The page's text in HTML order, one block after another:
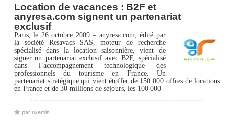
Location de vacances : B2F et
anyresa.com signent un partenariat
exclusif
Paris, le 26 octobre 2009 – anyresa.com, édité par
la société Resavacs SAS, moteur de recherche
spécialisé dans la location saisonnière, vient de
signer un partenariat exclusif avec B2F, spécialisé
dans l’accompagnement technologique des
professionnels du tourisme en France. Un
partenariat stratégique qui vient étoffer de 150 000 offres de locations
en France et de 30 millions de séjours, les 100 000
par oxemis